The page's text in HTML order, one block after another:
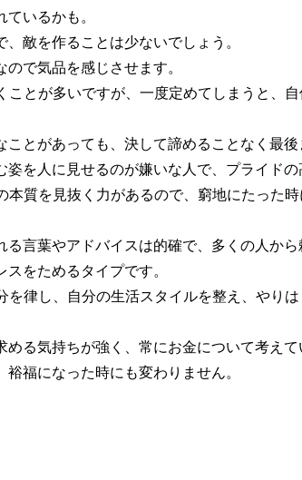
いるかも。
敵を作ることは少ないでしょう。
で気品を感じさせます。
ことが多いですが、一度定めてしまうと、
とがあっても、決して諦めることなく最後
を人に見せるのが嫌いな人で、プライドの
本質を見抜く力があるので、窮地にたった
言葉やアドバイスは的確で、多くの人から
をためるタイプです。
を律し、自分の生活スタイルを整え、やり
る気持ちが強く、常にお金について考えて
福になった時にも変わりません。